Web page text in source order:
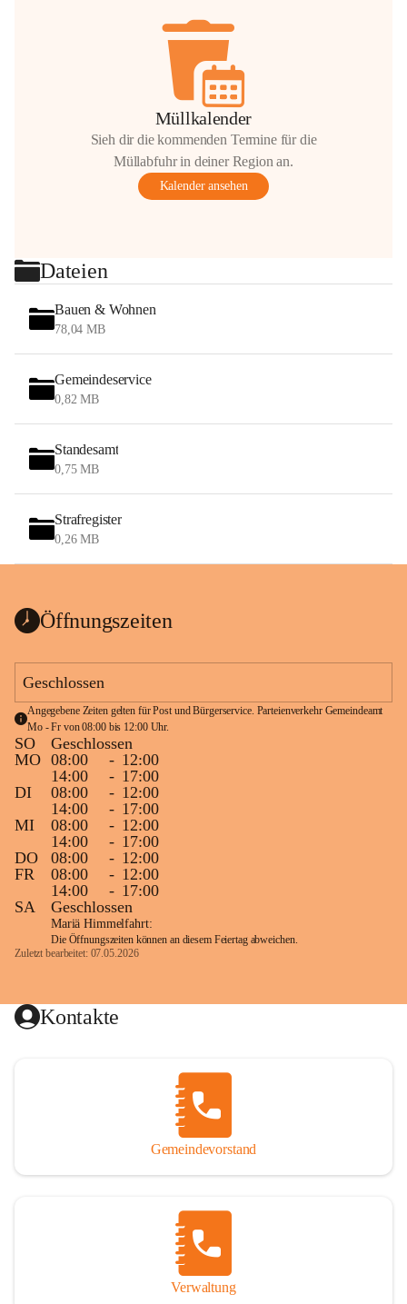
Müllkalender
Sieh dir die kommenden Termine für die
Müllabfuhr in deiner Region an.
Kalender ansehen
Dateien
Bauen & Wohnen
78,04 MB
Gemeindeservice
0,82 MB
Standesamt
0,75 MB
Strafregister
0,26 MB
Öffnungszeiten
Geschlossen
Angegebene Zeiten gelten für Post und Bürgerservice. Parteienverkehr Gemeindeamt
Mo - Fr von 08:00 bis 12:00 Uhr.
SO
Geschlossen
MO 08:00 - 12:00
14:00
- 17:00
DI
08:00 - 12:00
14:00
- 17:00
MI
08:00 - 12:00
14:00
- 17:00
DO
08:00 - 12:00
FR
08:00 - 12:00
14:00
- 17:00
SA
Geschlossen
Mariä Himmelfahrt:
Die Öffnungszeiten können an diesem Feiertag abweichen.
Zuletzt bearbeitet: 07.05.2026
Kontakte
Gemeindevorstand
Verwaltung